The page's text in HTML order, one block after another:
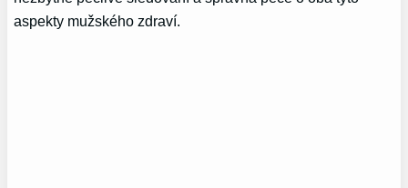
aspekty mužského zdraví.